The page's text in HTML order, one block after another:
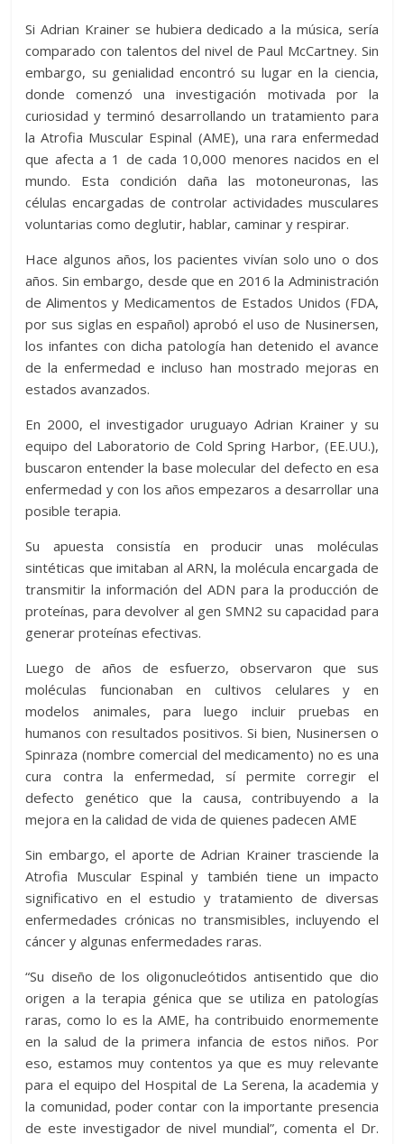
Si Adrian Krainer se hubiera dedicado a la música, sería
comparado con talentos del nivel de Paul McCartney. Sin
embargo, su genialidad encontró su lugar en la ciencia,
donde comenzó una investigación motivada por la
curiosidad y terminó desarrollando un tratamiento para
la Atrofia Muscular Espinal (AME), una rara enfermedad
que afecta a 1 de cada 10,000 menores nacidos en el
mundo. Esta condición daña las motoneuronas, las
células encargadas de controlar actividades musculares
voluntarias como deglutir, hablar, caminar y respirar.
Hace algunos años, los pacientes vivían solo uno o dos
años. Sin embargo, desde que en 2016 la Administración
de Alimentos y Medicamentos de Estados Unidos (FDA,
por sus siglas en español) aprobó el uso de Nusinersen,
los infantes con dicha patología han detenido el avance
de la enfermedad e incluso han mostrado mejoras en
estados avanzados.
En 2000, el investigador uruguayo Adrian Krainer y su
equipo del Laboratorio de Cold Spring Harbor, (EE.UU.),
buscaron entender la base molecular del defecto en esa
enfermedad y con los años empezaros a desarrollar una
posible terapia.
Su apuesta consistía en producir unas moléculas
sintéticas que imitaban al ARN, la molécula encargada de
transmitir la información del ADN para la producción de
proteínas, para devolver al gen SMN2 su capacidad para
generar proteínas efectivas.
Luego de años de esfuerzo, observaron que sus
moléculas funcionaban en cultivos celulares y en
modelos animales, para luego incluir pruebas en
humanos con resultados positivos. Si bien, Nusinersen o
Spinraza (nombre comercial del medicamento) no es una
cura contra la enfermedad, sí permite corregir el
defecto genético que la causa, contribuyendo a la
mejora en la calidad de vida de quienes padecen AME
Sin embargo, el aporte de Adrian Krainer trasciende la
Atrofia Muscular Espinal y también tiene un impacto
significativo en el estudio y tratamiento de diversas
enfermedades crónicas no transmisibles, incluyendo el
cáncer y algunas enfermedades raras.
“Su diseño de los oligonucleótidos antisentido que dio
origen a la terapia génica que se utiliza en patologías
raras, como lo es la AME, ha contribuido enormemente
en la salud de la primera infancia de estos niños. Por
eso, estamos muy contentos ya que es muy relevante
para el equipo del Hospital de La Serena, la academia y
la comunidad, poder contar con la importante presencia
de este investigador de nivel mundial”, comenta el Dr.